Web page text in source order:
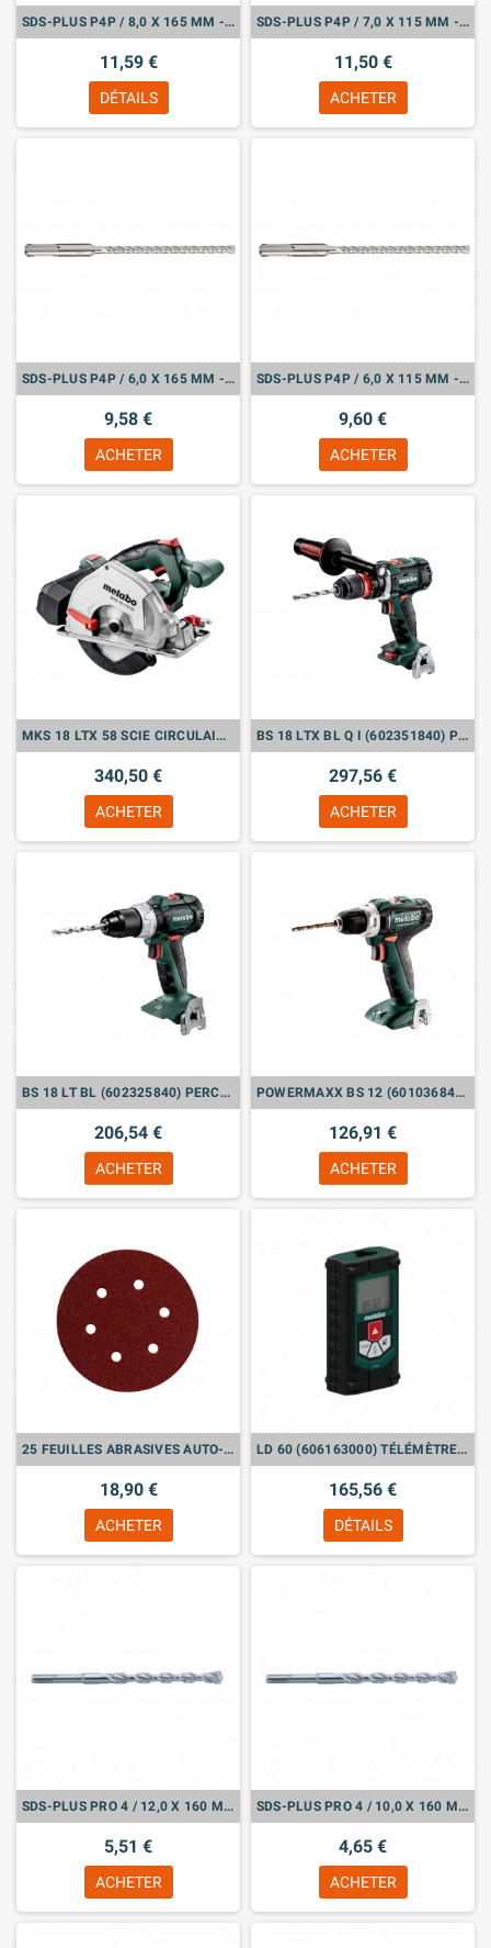
SDS-PLUS P4P / 8,0 X 165 MM - 626216000
11,59 €
DÉTAILS
SDS-PLUS P4P / 7,0 X 115 MM - 626213000
11,50 €
ACHETER
SDS-PLUS P4P / 6,0 X 165 MM - 626205000
9,58 €
ACHETER
SDS-PLUS P4P / 6,0 X 115 MM - 626204000
9,60 €
ACHETER
MKS 18 LTX 58 SCIE CIRCULAIRE PORTATIVE SANS FIL À MÉTAUX - 600771840 (VENDU SANS BATTERIE)
340,50 €
ACHETER
BS 18 LTX BL Q I (602351840) PERCEUSE-VISSEUSE SANS FIL (VENDU SANS BATTERIE)
297,56 €
ACHETER
BS 18 LT BL (602325840) PERCEUSE-VISSEUSE SANS FIL (VENDU SANS BATTERIE)
206,54 €
ACHETER
POWERMAXX BS 12 (601036840) PERCEUSE-VISSEUSE SANS FIL (VENDU SANS BATTERIE)
126,91 €
ACHETER
25 FEUILLES ABRASIVES AUTO-AGRIPPANTES 150 MM, ASSORT., B+M, SXE (624066000)
18,90 €
ACHETER
LD 60 (606163000) TÉLÉMÈTRE LASER
165,56 €
DÉTAILS
SDS-PLUS PRO 4 / 12,0 X 160 MM (631844000)
5,51 €
ACHETER
SDS-PLUS PRO 4 / 10,0 X 160 MM (631838000)
4,65 €
ACHETER